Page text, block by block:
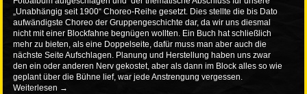
„Unabhängig seit 1900“ Choreo-Reihe gesetzt. Dies stellte die bis Dato
aufwändigste Choreo der Gruppengeschichte dar, da wir uns diesmal
nicht mit einer Blockfahne begnügen wollten. Ein Buch hat schließlich
mehr zu bieten, als eine Doppelseite, dafür muss man aber auch die
nächste Seite Aufschlagen. Planung und Herstellung haben uns zwar
den ein oder anderen Nerv gekostet, aber als dann im Block alles so wie
geplant über die Bühne lief, war jede Anstrengung vergessen.
Weiterlesen →